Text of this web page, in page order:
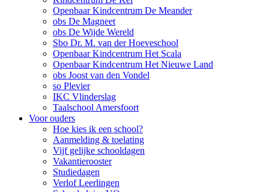
Openbaar Kindcentrum De Meander
obs De Magneet
obs De Wijde Wereld
Sbo Dr. M. van der Hoeveschool
Openbaar Kindcentrum Het Scala
Openbaar Kindcentrum Het Nieuwe Land
obs Joost van den Vondel
so Plevier
IKC Vlinderslag
Taalschool Amersfoort
Voor ouders
Hoe kies ik een school?
Aanmelding & toelating
Vijf gelijke schooldagen
Vakantierooster
Studiedagen
Verlof Leerlingen